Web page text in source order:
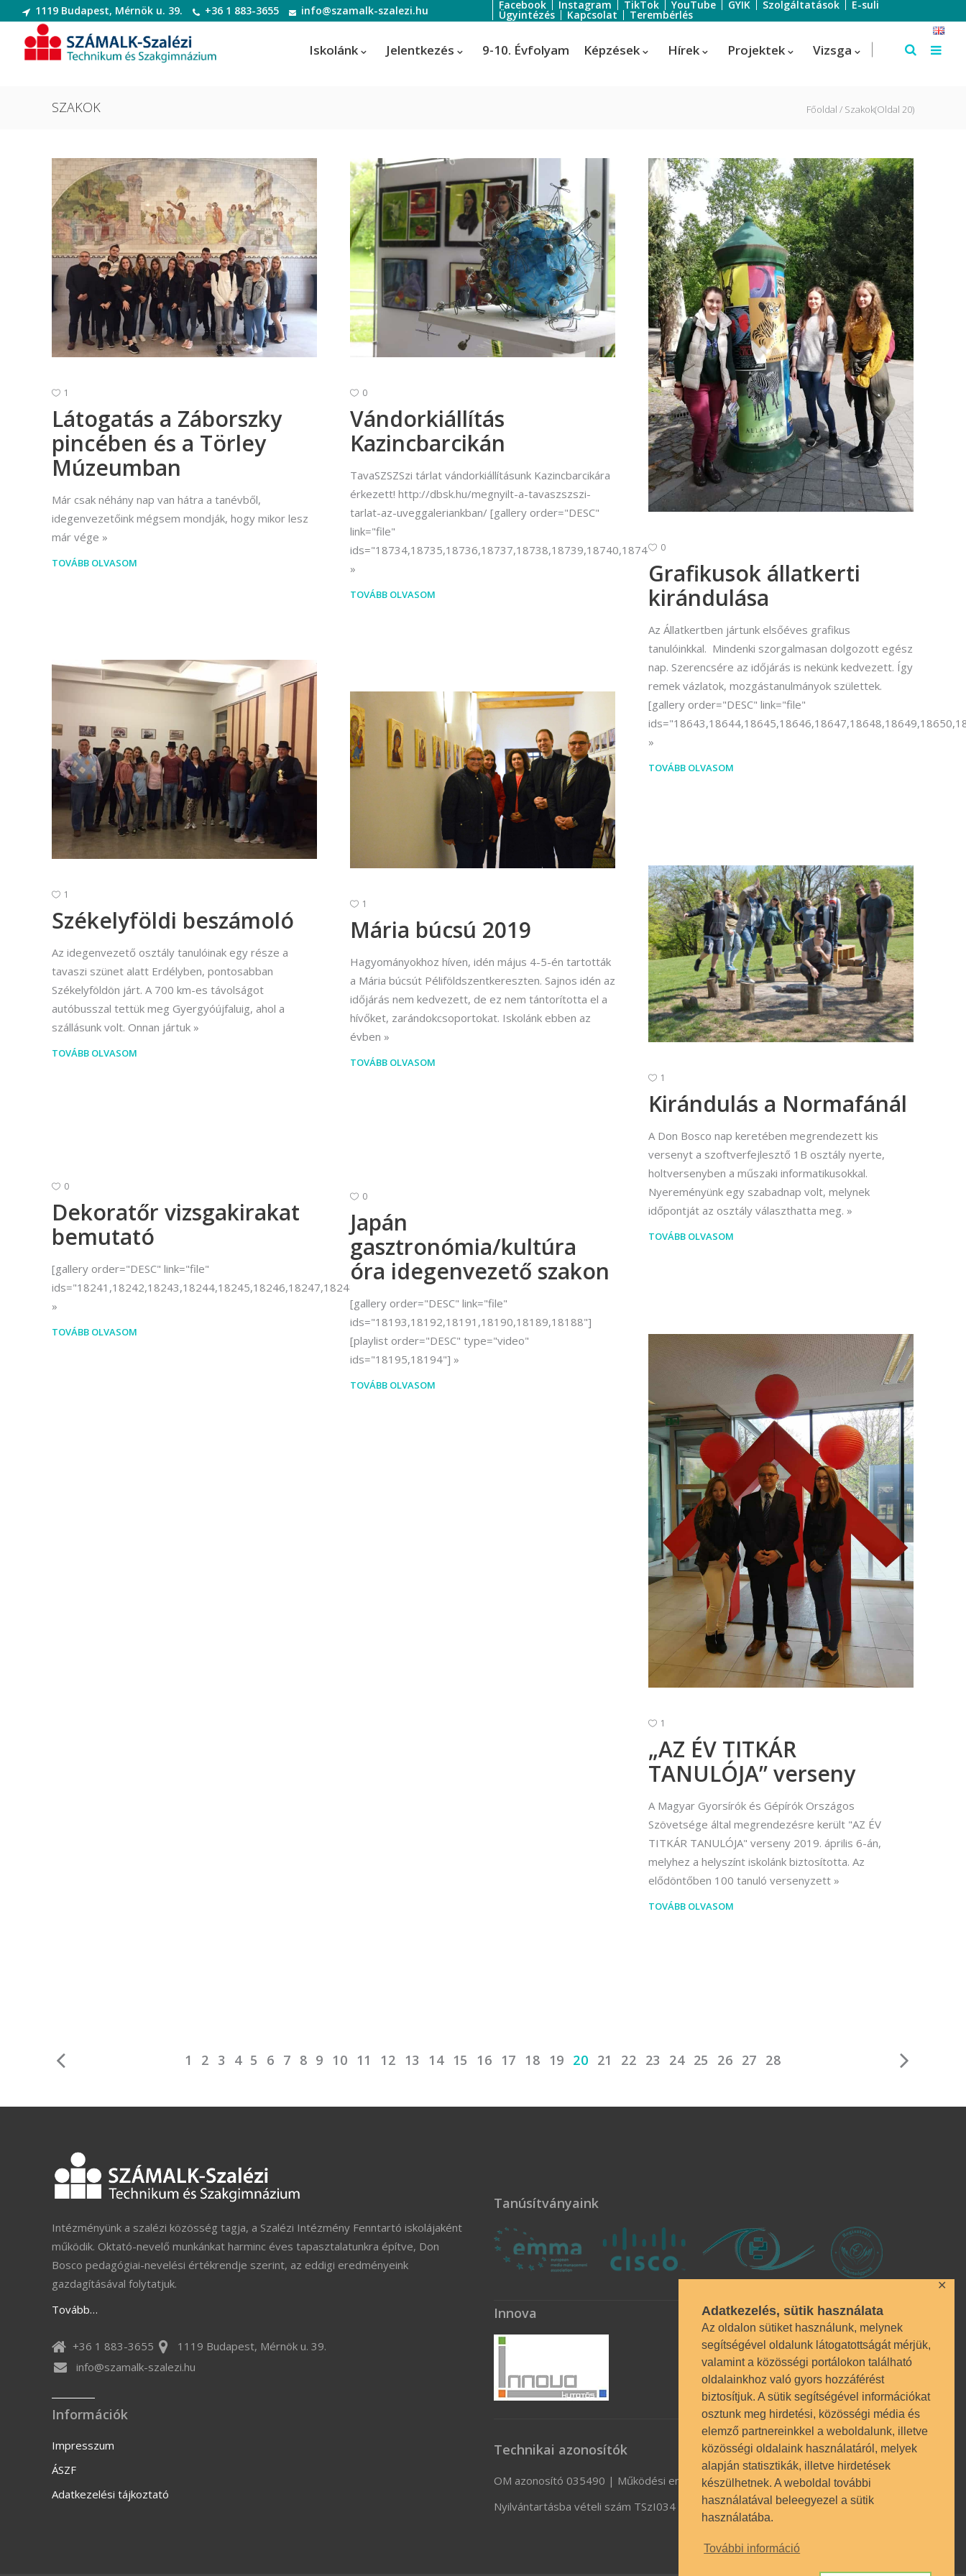
Adatkezelés, sütik használata
Az oldalon sütiket használunk, melynek
segítségével oldalunk látogatottságát mérjük,
valamint a közösségi portálokon található
oldalainkhoz való gyors hozzáférést
biztosítjuk. A sütik segítségével információkat
osztunk meg hirdetési, közösségi média és
elemző partnereinkkel a weboldalunk, illetve
közösségi oldalaink használatáról, melyek
alapján statisztikák, illetve hirdetések
készülhetnek. A weboldal további
használatával beleegyezel a sütik
használatába.
További információ
✕
1119 Budapest, Mérnök u. 39. +36 1 883-3655 info@szamalk-szalezi.hu Facebook Instagram TikTok YouTube GYIK Szolgáltatások E-suli
Ügyintézés Kapcsolat Terembérlés
Iskolánk Jelentkezés 9-10. Évfolyam Képzések
alkalmazás-üzemeltető technikus
Informatikai rendszer- és
alkalmazás-üzemeltető technikus
Szoftverfejlesztő és -tesztelő
Szoftverfejlesztő és -tesztelő
Dekoratőr
Digitális festő és média designer
Digitális festő és média designer
Divat-, jelmez- és díszlettervező
(Divattervező)
Divat-, jelmez- és díszlettervező
(Divattervező)
Fotográfus (Kreatív fotográfus)
munkatárs (Festő)
Mozgókép- és animációkészítő
Informatikai rendszer- és
alkalmazás-üzemeltető technikus
Szálloda-szervező
Turisztikai technikus – 1 éves
képzés!
Turisztikai technikus
(Idegenvezető)
Turisztikai technikus (turisztikai
szervező)
Vállalkozási ügyviteli ügyintéző
Vállalkozási ügyviteli ügyintéző
Hírek Projektek Vizsga
SZAKOK Főoldal Szakok(Oldal 20)
1
Látogatás a Záborszky
pincében és a Törley
Múzeumban
Már csak néhány nap van hátra a tanévből,
idegenvezetőink mégsem mondják, hogy mikor lesz
már vége
TOVÁBB OLVASOM
0
Vándorkiállítás
Kazincbarcikán
TavaSZSZSzi tárlat vándorkiállításunk Kazincbarcikára
érkezett! http://dbsk.hu/megnyilt-a-tavaszszszi-
tarlat-az-uveggaleriankban/ [gallery order="DESC"
link="file"
ids="18734,18735,18736,18737,18738,18739,18740,18741"]
TOVÁBB OLVASOM
0
Grafikusok állatkerti
kirándulása
Az Állatkertben jártunk elsőéves grafikus
tanulóinkkal. Mindenki szorgalmasan dolgozott egész
nap. Szerencsére az időjárás is nekünk kedvezett. Így
remek vázlatok, mozgástanulmányok születtek.
[gallery order="DESC" link="file"
TOVÁBB OLVASOM
1
Székelyföldi beszámoló
Az idegenvezető osztály tanulóinak egy része a
tavaszi szünet alatt Erdélyben, pontosabban
Székelyföldön járt. A 700 km-es távolságot
autóbusszal tettük meg Gyergyóújfaluig, ahol a
szállásunk volt. Onnan jártuk
TOVÁBB OLVASOM
1
Mária búcsú 2019
Hagyományokhoz híven, idén május 4-5-én tartották
a Mária búcsút Péliföldszentkereszten. Sajnos idén az
időjárás nem kedvezett, de ez nem tántorította el a
hívőket, zarándokcsoportokat. Iskolánk ebben az
évben
TOVÁBB OLVASOM
1
Kirándulás a Normafánál
A Don Bosco nap keretében megrendezett kis
versenyt a szoftverfejlesztő 1B osztály nyerte,
holtversenyben a műszaki informatikusokkal.
Nyereményünk egy szabadnap volt, melynek
időpontját az osztály választhatta meg.
TOVÁBB OLVASOM
0
Dekoratőr vizsgakirakat
bemutató
[gallery order="DESC" link="file"
ids="18241,18242,18243,18244,18245,18246,18247,18248,18249,18250,18251,18252,18253,18254"]
TOVÁBB OLVASOM
0
Japán
gasztronómia/kultúra
óra idegenvezető szakon
[gallery order="DESC" link="file"
ids="18193,18192,18191,18190,18189,18188"]
[playlist order="DESC" type="video"
ids="18195,18194"]
TOVÁBB OLVASOM
1
„AZ ÉV TITKÁR
TANULÓJA” verseny
A Magyar Gyorsírók és Gépírók Országos
Szövetsége által megrendezésre került "AZ ÉV
TITKÁR TANULÓJA" verseny 2019. április 6-án,
melyhez a helyszínt iskolánk biztosította. Az
elődöntőben 100 tanuló versenyzett
TOVÁBB OLVASOM
1 2 3 4 5 6 7 8 9 10 11 12 13 14 15 16 17 18 19 20 21 22 23 24 25 26 27 28
Intézményünk a szalézi közösség tagja, a Szalézi Intézmény Fenntartó iskolájaként
működik. Oktató-nevelő munkánkat harminc éves tapasztalatunkra építve, Don
Bosco pedagógiai-nevelési értékrendje szerint, az eddigi eredményeink
gazdagításával folytatjuk.
Tovább…
+36 1 883-3655
1119 Budapest, Mérnök u. 39.
info@szamalk-szalezi.hu
Információk
Impresszum
ÁSZF
Adatkezelési tájkoztató
Tanúsítványaink
Innova
Technikai azonosítók
OM azonosító 035490 | Működési engedély BP/1009/03987/2023.
Nyilvántartásba vételi szám TSzI034